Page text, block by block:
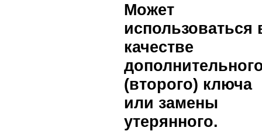
Может
использоваться
качестве
(второго) ключа
или замены
утерянного.